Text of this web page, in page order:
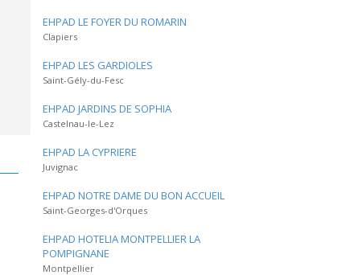
EHPAD LE FOYER DU ROMARIN
Clapiers
EHPAD LES GARDIOLES
Saint-Gély-du-Fesc
EHPAD JARDINS DE SOPHIA
Castelnau-le-Lez
EHPAD LA CYPRIERE
Juvignac
EHPAD NOTRE DAME DU BON ACCUEIL
Saint-Georges-d'Orques
EHPAD HOTELIA MONTPELLIER LA
POMPIGNANE
Montpellier